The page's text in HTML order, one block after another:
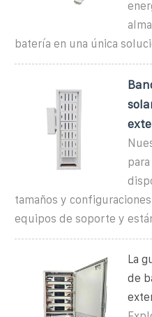
batería en una única
tamaños y
equipos de soporte y
La
de